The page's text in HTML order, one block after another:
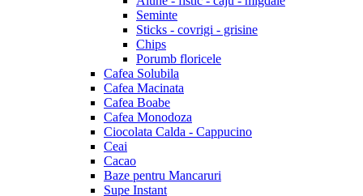
Seminte
Sticks - covrigi - grisine
Chips
Porumb floricele
Cafea Solubila
Cafea Macinata
Cafea Boabe
Cafea Monodoza
Ciocolata Calda - Cappucino
Ceai
Cacao
Baze pentru Mancaruri
Supe Instant